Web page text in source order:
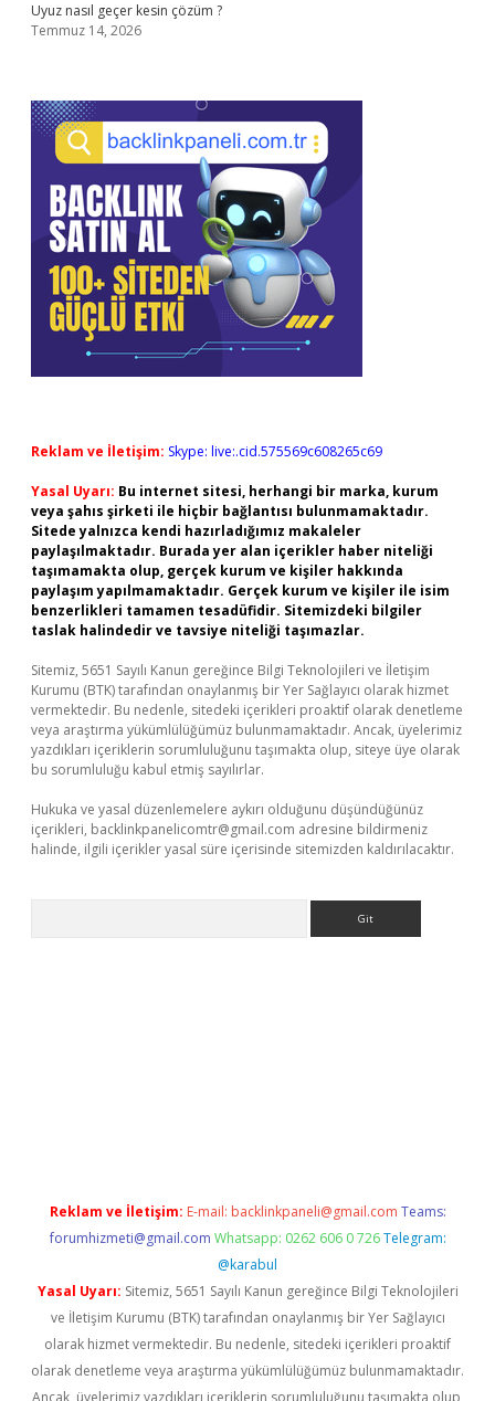
Uyuz nasıl geçer kesin çözüm ?
Temmuz 14, 2026
Reklam ve İletişim: Skype: live:.cid.575569c608265c69
Yasal Uyarı: Bu internet sitesi, herhangi bir marka, kurum
veya şahıs şirketi ile hiçbir bağlantısı bulunmamaktadır.
Sitede yalnızca kendi hazırladığımız makaleler
paylaşılmaktadır. Burada yer alan içerikler haber niteliği
taşımamakta olup, gerçek kurum ve kişiler hakkında
paylaşım yapılmamaktadır. Gerçek kurum ve kişiler ile isim
benzerlikleri tamamen tesadüfidir. Sitemizdeki bilgiler
taslak halindedir ve tavsiye niteliği taşımazlar.
Sitemiz, 5651 Sayılı Kanun gereğince Bilgi Teknolojileri ve İletişim
Kurumu (BTK) tarafından onaylanmış bir Yer Sağlayıcı olarak hizmet
vermektedir. Bu nedenle, sitedeki içerikleri proaktif olarak denetleme
veya araştırma yükümlülüğümüz bulunmamaktadır. Ancak, üyelerimiz
yazdıkları içeriklerin sorumluluğunu taşımakta olup, siteye üye olarak
bu sorumluluğu kabul etmiş sayılırlar.
Hukuka ve yasal düzenlemelere aykırı olduğunu düşündüğünüz
içerikleri, backlinkpanelicomtr@gmail.com adresine bildirmeniz
halinde, ilgili içerikler yasal süre içerisinde sitemizden kaldırılacaktır.
Reklam ve İletişim: E-mail: backlinkpaneli@gmail.com Teams:
forumhizmeti@gmail.com Whatsapp: 0262 606 0 726 Telegram:
@karabul
Yasal Uyarı: Sitemiz, 5651 Sayılı Kanun gereğince Bilgi Teknolojileri
ve İletişim Kurumu (BTK) tarafından onaylanmış bir Yer Sağlayıcı
olarak hizmet vermektedir. Bu nedenle, sitedeki içerikleri proaktif
olarak denetleme veya araştırma yükümlülüğümüz bulunmamaktadır.
Ancak, üyelerimiz yazdıkları içeriklerin sorumluluğunu taşımakta olup,